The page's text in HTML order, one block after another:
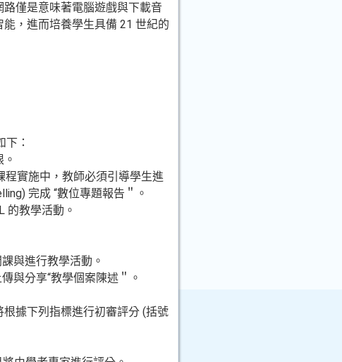
僅是意味著電腦遊戲與下載音
，進而培養學生具備 21 世紀的
：
程實施中，教師必須引導學生進
完成 “數位專題報告＂。
的教學活動。
與進行教學活動。
與分享“教學個案陳述＂。
據下列指標進行初審評分 (括號